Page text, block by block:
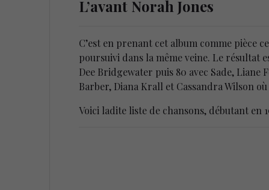
L’avant Norah Jones
C’est en prenant cet album comme pièce
poursuivi dans la même veine. Le résultat
Dee Bridgewater puis 80 avec Sade,
Barber, Diana Krall et Cassandra Wilson
Voici ladite liste de chansons, débutant en